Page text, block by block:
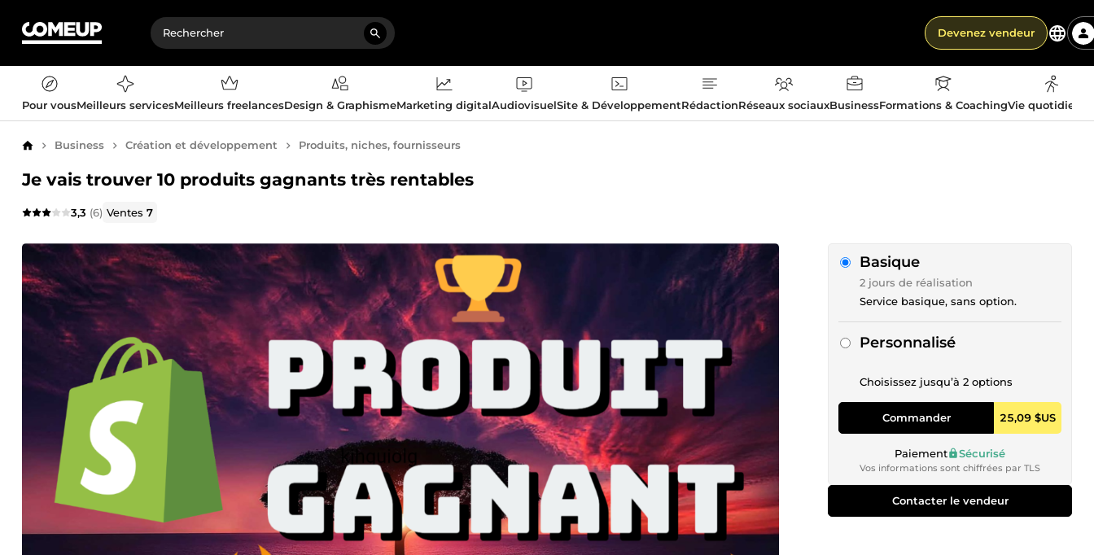
Devenez vendeur
Pour vousMeilleurs servicesMeilleurs freelancesDesign & GraphismeMarketing digitalAudiovisuelSite & DéveloppementRédactionRéseaux sociauxBusinessFormations & CoachingVie
AccueilBusiness Création et développement Produits, niches, fournisseurs
Je vais trouver 10 produits gagnants très rentables
3,3 (6) Ventes7
Basique
2 jours de réalisation
Service basique, sans option.
Personnalisé
Choisissez jusqu’à 2 options
Commander 25,09 $US
Paiement Sécurisé
Vos informations sont chiffrées par TLS
Contacter le vendeur